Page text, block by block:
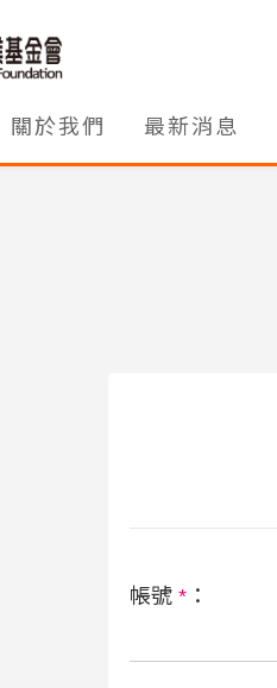
關於我們 最新消息
帳號 * ：